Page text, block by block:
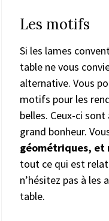
Les motifs
Si les lames
table ne vous
alternative. Vous
motifs pour les
belles. Ceux-ci
grand bonheur.
géométriques, et
tout ce qui est
n’hésitez pas à les
table.